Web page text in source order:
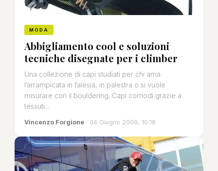
MODA
Abbigliamento cool e soluzioni
tecniche disegnate per i climber
Una collezione di capi studiati per chi ama
l’arrampicata in falesia, in palestra o si vuole
misurare con il bouldering. Capi comodi grazie a
tessuti...
Vincenzo Forgione · 04 Giugno 2009, 10:18